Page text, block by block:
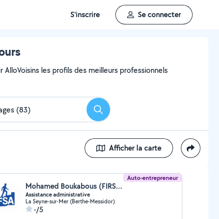
S'inscrire Se connecter
les profils des meilleurs professionnels
Rechercher
Afficher la carte
Auto-entrepreneur
Mohamed Boukabous (FIRST STEPS ASSIST)
Assistance administrative
La Seyne-sur-Mer (Berthe-Messidor)
-/5